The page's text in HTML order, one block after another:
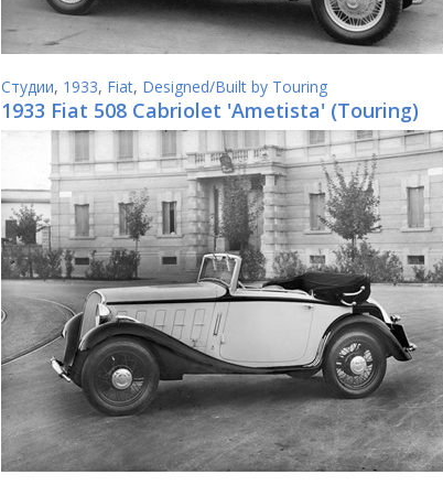
Студии, 1933, Fiat, Designed/Built by Touring
1933 Fiat 508 Cabriolet 'Ametista' (Touring)